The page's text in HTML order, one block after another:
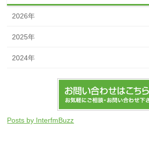
2026年
2025年
2024年
Posts by InterfmBuzz